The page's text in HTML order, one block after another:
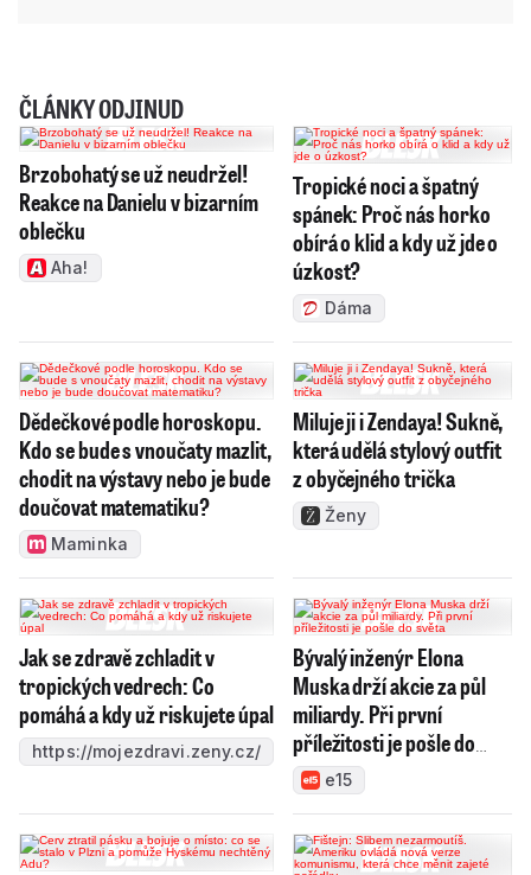
ČLÁNKY ODJINUD
Brzobohatý se už neudržel!
Reakce na Danielu v bizarním
oblečku
Aha!
Tropické noci a špatný
spánek: Proč nás horko
obírá o klid a kdy už jde o
úzkost?
Dáma
Dědečkové podle horoskopu.
Kdo se bude s vnoučaty mazlit,
chodit na výstavy nebo je bude
doučovat matematiku?
Maminka
Miluje ji i Zendaya! Sukně,
která udělá stylový outfit
z obyčejného trička
Ženy
Jak se zdravě zchladit v
tropických vedrech: Co
pomáhá a kdy už riskujete úpal
https://mojezdravi.zeny.cz/
Bývalý inženýr Elona
Muska drží akcie za půl
miliardy. Při první
příležitosti je pošle do
světae15